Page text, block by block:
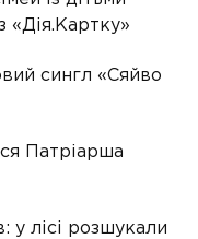
«Дія.Картку»
сингл «Сяйво
Патріарша
у лісі розшукали